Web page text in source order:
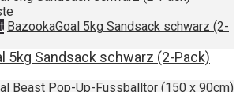
BazookaGoal 5kg Sandsack schwarz (2-
5kg Sandsack schwarz (2-Pack)